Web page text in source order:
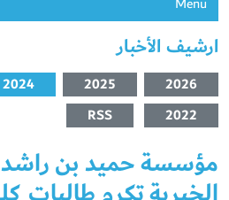
ارشيف الأخبار
2026
2025
2024
2022
RSS
مؤسسة حميد بن راشد